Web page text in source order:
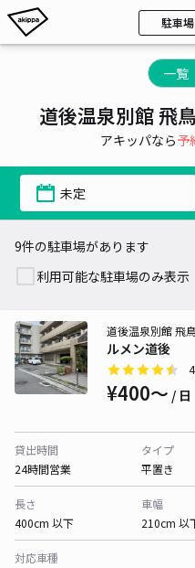
駐車
一覧
道後温泉別館 飛
アキッパなら予
未定
9件の駐車場があります
利用可能な駐車場のみ表示
ルメン道後
道後温泉別館 飛
¥400〜 / 日
貸出時間
24時間営業
タイプ
平置き
長さ
400cm 以下
車幅
210cm 以
対応車種